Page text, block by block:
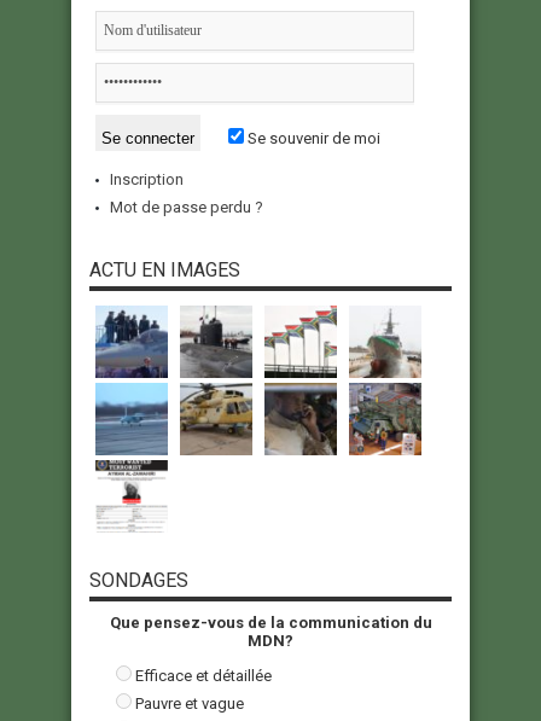
Se souvenir de moi
Inscription
Mot de passe perdu ?
ACTU EN IMAGES
SONDAGES
Que pensez-vous de la communication du
MDN?
Efficace et détaillée
Pauvre et vague